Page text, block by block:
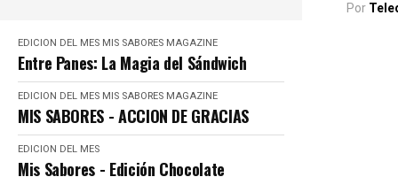
EDICION DEL MES MIS SABORES MAGAZINE
Entre Panes: La Magia del Sándwich
EDICION DEL MES MIS SABORES MAGAZINE
MIS SABORES - ACCION DE GRACIAS
EDICION DEL MES
Mis Sabores - Edición Chocolate
Por